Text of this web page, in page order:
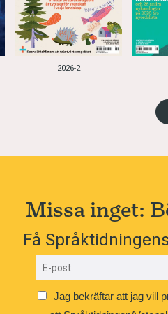
2026-2
Missa inget:
Få
Jag bekräftar att jag vill